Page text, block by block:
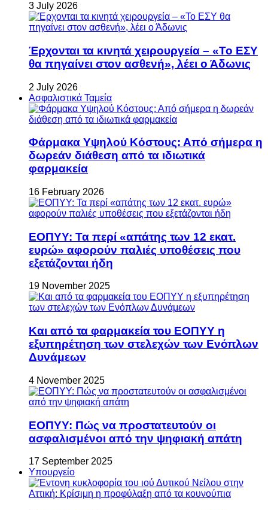
3 July 2026
Έρχονται τα κινητά χειρουργεία – «Το ΕΣΥ
θα πηγαίνει στον ασθενή», λέει ο Άδωνις
2 July 2026
Ασφαλιστικά Ταμεία
Φάρμακα Υψηλού Κόστους: Από σήμερα η
δωρεάν διάθεση από τα ιδιωτικά
φαρμακεία
16 February 2026
ΕΟΠΥΥ: Τα περί «απάτης των 12 εκατ.
ευρώ» αφορούν παλιές υποθέσεις που
εξετάζονται ήδη
19 November 2025
Και από τα φαρμακεία του ΕΟΠΥΥ η
εξυπηρέτηση των στελεχών των Ενόπλων
Δυνάμεων
4 November 2025
ΕΟΠΥΥ: Πώς να προστατευτούν οι
ασφαλισμένοι από την ψηφιακή απάτη
17 September 2025
Υπουργείο